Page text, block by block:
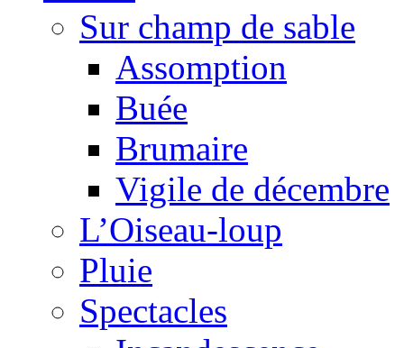
Sur champ de sable
Assomption
Buée
Brumaire
Vigile de décembre
L’Oiseau-loup
Pluie
Spectacles